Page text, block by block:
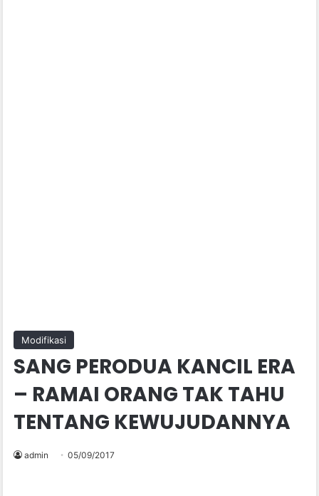
Modifikasi
SANG PERODUA KANCIL ERA
– RAMAI ORANG TAK TAHU
TENTANG KEWUJUDANNYA
admin 05/09/2017